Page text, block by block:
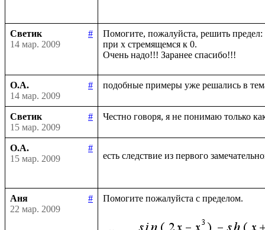
Светик
#
14 мар. 2009
Помогите, пожалуйста, решить предел:
при х стремящемся к 0.
О.А.
#
14 мар. 2009
Светик
#
15 мар. 2009
О.А.
#
15 мар. 2009
есть следствие из первого
Аня
#
22 мар. 2009
Помогите пожалуйста с пределом.